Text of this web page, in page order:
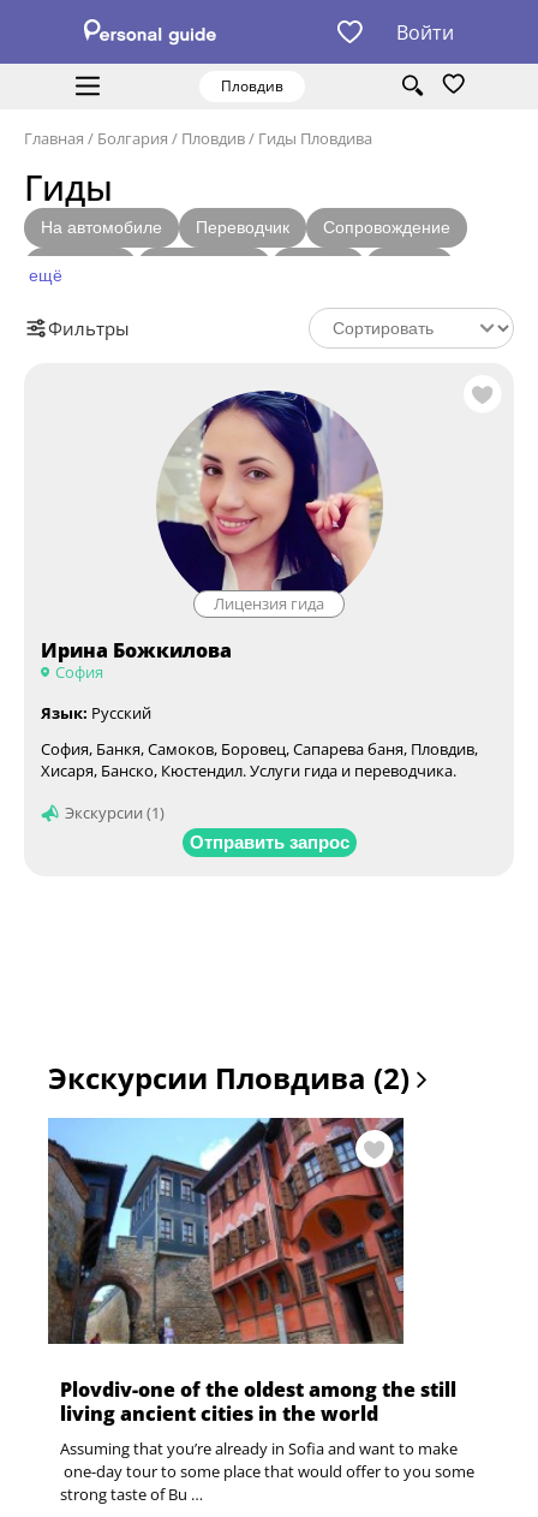
Войти
Пловдив
Главная / Болгария / Пловдив/ Гиды Пловдива
Гиды
На автомобиле Переводчик Сопровождение
Фотограф
ещё
Фильтры
Лицензия гида
Ирина Божкилова
София
Язык: Русский
София, Банкя, Самоков, Боровец, Сапарева баня, Пловдив,
Хисаря, Банско, Кюстендил. Услуги гида и переводчика.
Экскурсии (1)
Отправить запрос
Экскурсии Пловдива (2)
Plovdiv-one of the oldest among the still
living ancient cities in the world
Assuming that you’re already in Sofia and want to make
one-day tour to some place that would offer to you some
strong taste of Bu …